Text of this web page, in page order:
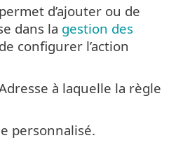
d’ajouter ou de
dans la gestion des
configurer l’action
à laquelle la règle
personnalisé.